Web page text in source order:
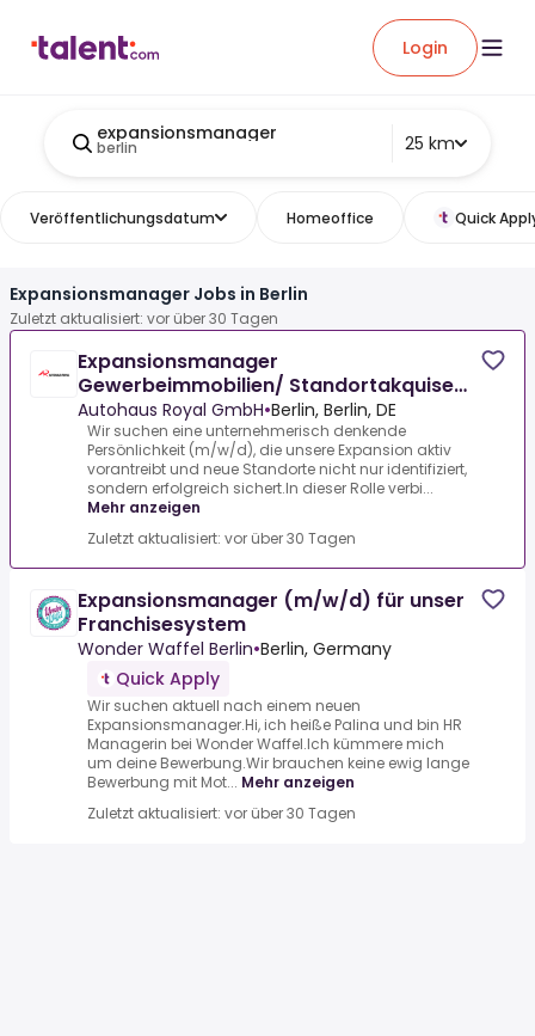
Login
expansionsmanager
berlin 25 km
Veröffentlichungsdatum Homeoffice Quick
Expansionsmanager Jobs in Berlin
Zuletzt aktualisiert: vor über 30 Tagen
Expansionsmanager
Gewerbeimmobilien/ Standortakquise
(m/w/d)
Autohaus Royal GmbH•Berlin, Berlin, DE
Wir suchen eine unternehmerisch denkende
Persönlichkeit (m/w/d), die unsere Expansion aktiv
vorantreibt und neue Standorte nicht nur identifiziert,
sondern erfolgreich sichert.In dieser Rolle verbi...
Mehr anzeigen
Zuletzt aktualisiert: vor über 30 Tagen
Expansionsmanager (m/w/d) für unser
Franchisesystem
Wonder Waffel Berlin•Berlin, Germany
Quick Apply
Wir suchen aktuell nach einem neuen
Expansionsmanager.Hi, ich heiße Palina und bin HR
Managerin bei Wonder Waffel.Ich kümmere mich
um deine Bewerbung.Wir brauchen keine ewig lange
Bewerbung mit Mot... Mehr anzeigen
Zuletzt aktualisiert: vor über 30 Tagen